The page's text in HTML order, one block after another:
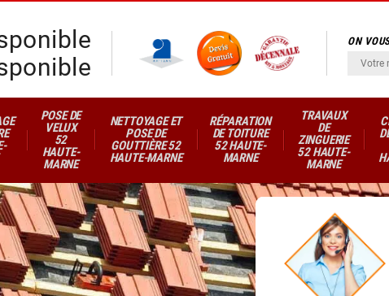
ON
POSE DE
VELUX
52
HAUTE-
MARNE
NETTOYAGE ET
POSE DE
GOUTTIÈRE 52
HAUTE-MARNE
RÉPARATION
DE TOITURE
52 HAUTE-
MARNE
TRAVAUX
DE
ZINGUERIE
52 HAUTE-
MARNE